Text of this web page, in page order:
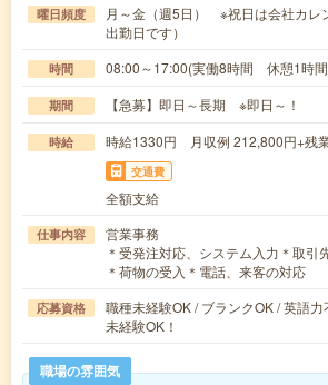
曜日頻度
月～金（週5日） ※祝日は会社カレ
出勤日です）
時間 08:00～17:00(実働8時間 休憩1時
期間 【急募】即日～長期 ※即日～！
時給 時給1330円 月収例 212,800円+残
交通費
全額支給
仕事内容
営業事務
＊受発注対応、システム入力＊取引
＊荷物の受入＊電話、来客の対応
応募資格
職種未経験OK / ブランクOK / 英語力
未経験OK！
職場の雰囲気